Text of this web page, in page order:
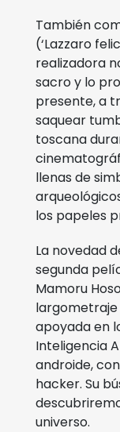
También
(‘Lazzaro
realizadora
sacro y lo
presente, a
saquear
toscana
llenas de
los papeles
La novedad
segunda
Mamoru
apoyada en
Inteligencia
androide,
hacker. Su
universo.